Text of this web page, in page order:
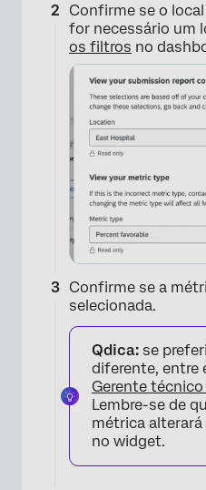
Confirme se o
for necessário um
os filtros no
Confirme se a
selecionada.
Qdica: se
diferente, entre
Gerente
Lembre-se de
métrica
no widget.